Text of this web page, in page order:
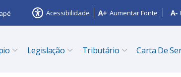
Acessibilidade Aumentar Fonte
Legislação Tributário Carta De